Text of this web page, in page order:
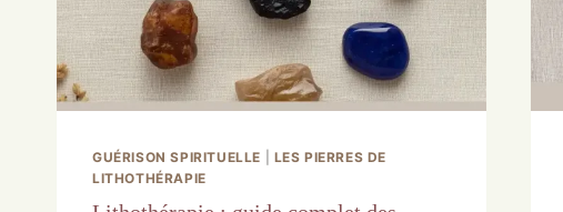
GUÉRISON SPIRITUELLE
LES PIERRES DE
LITHOTHÉRAPIE